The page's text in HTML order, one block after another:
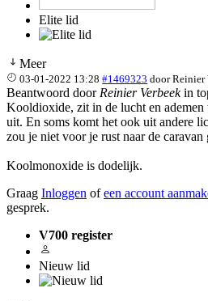
Elite lid
Meer
03-01-2022 13:28 #1469323 doorReinier
Beantwoord door Reinier Verbeekin
Kooldioxide, zit in de lucht en ademen
uit. En soms komt het ook uit andere
zou je niet voor je rust naar de caravan
Koolmonoxide is dodelijk.
Graag Inloggen ofeen account
gesprek.
V700 register
Nieuw lid